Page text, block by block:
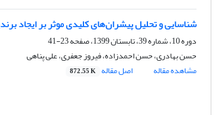
شناسایی و تحلیل پیشران‌های کلیدی موثر بر ایجاد
دوره 10، شماره 39، تابستان 1399، صفحه
23-41
حسن بهادری، حسن احمدزاده، فیروز جعفری، علی پناهی
مشاهده مقاله
اصل مقاله 872.55 K